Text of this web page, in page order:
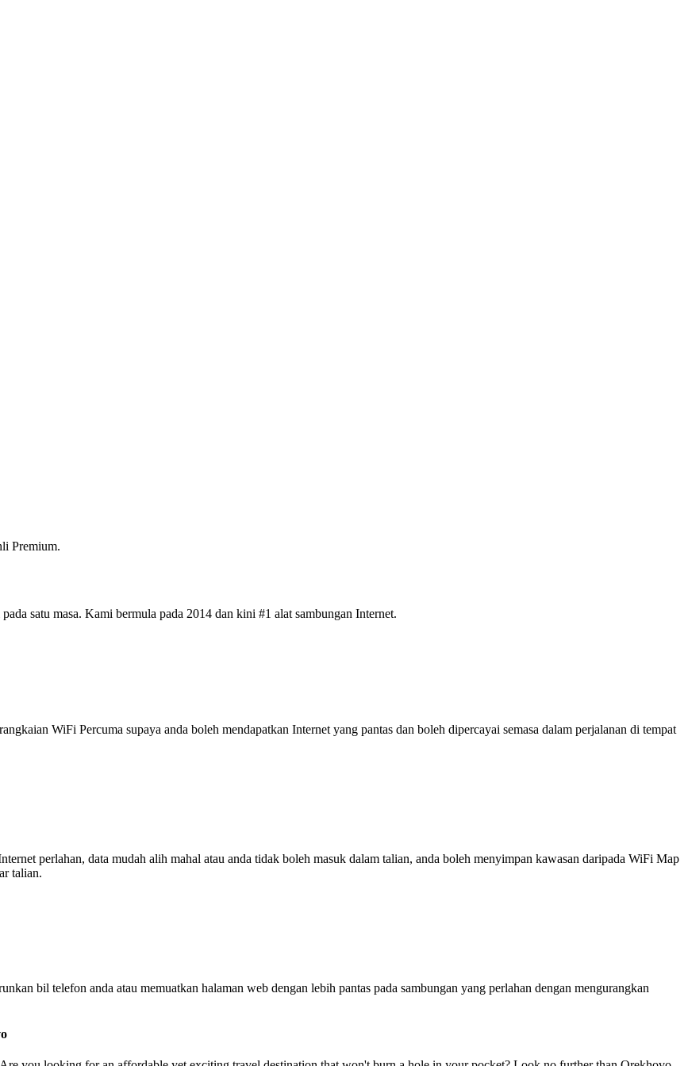
Premium.
satu masa. Kami bermula pada 2014 dan kini #1 alat sambungan Internet.
WiFi Percuma supaya anda boleh mendapatkan Internet yang pantas dan boleh dipercayai semasa dalam perjalanan di tempat
perlahan, data mudah alih mahal atau anda tidak boleh masuk dalam talian, anda boleh menyimpan kawasan daripada WiFi Map
talian.
bil telefon anda atau memuatkan halaman web dengan lebih pantas pada sambungan yang perlahan dengan mengurangkan